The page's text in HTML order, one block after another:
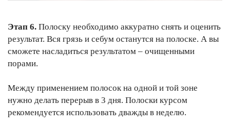
Этап 6. Полоску необходимо аккуратно снять и оценить
результат. Вся грязь и себум останутся на полоске. А вы
сможете насладиться результатом – очищенными
порами.
Между применением полосок на одной и той зоне
нужно делать перерыв в 3 дня. Полоски курсом
рекомендуется использовать дважды в неделю.